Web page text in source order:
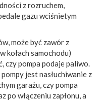
z rozruchem,
gazu wciśnietym
może być zawór z
kołach samochodu)
czy pompa podaje paliwo.
jest nasłuchiwanie z
garażu, czy pompa
po włączeniu zapłonu, a